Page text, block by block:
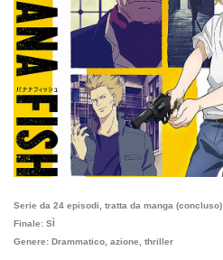
Serie da 24 episodi, tratta da manga (concluso)
Finale: SÌ
Genere: Drammatico, azione, thriller